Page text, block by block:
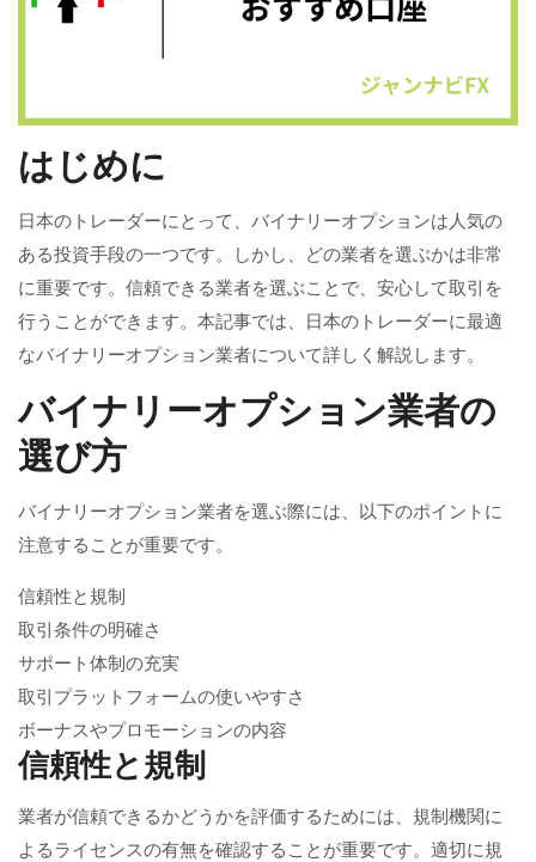
はじめに
日本のトレーダーにとって、バイナリーオプションは人気の
ある投資手段の一つです。しかし、どの業者を選ぶかは非常
に重要です。信頼できる業者を選ぶことで、安心して取引を
行うことができます。本記事では、日本のトレーダーに最適
なバイナリーオプション業者について詳しく解説します。
バイナリーオプション業者の
選び方
バイナリーオプション業者を選ぶ際には、以下のポイントに
注意することが重要です。
信頼性と規制
取引条件の明確さ
サポート体制の充実
取引プラットフォームの使いやすさ
ボーナスやプロモーションの内容
信頼性と規制
業者が信頼できるかどうかを評価するためには、規制機関に
よるライセンスの有無を確認することが重要です。適切に規